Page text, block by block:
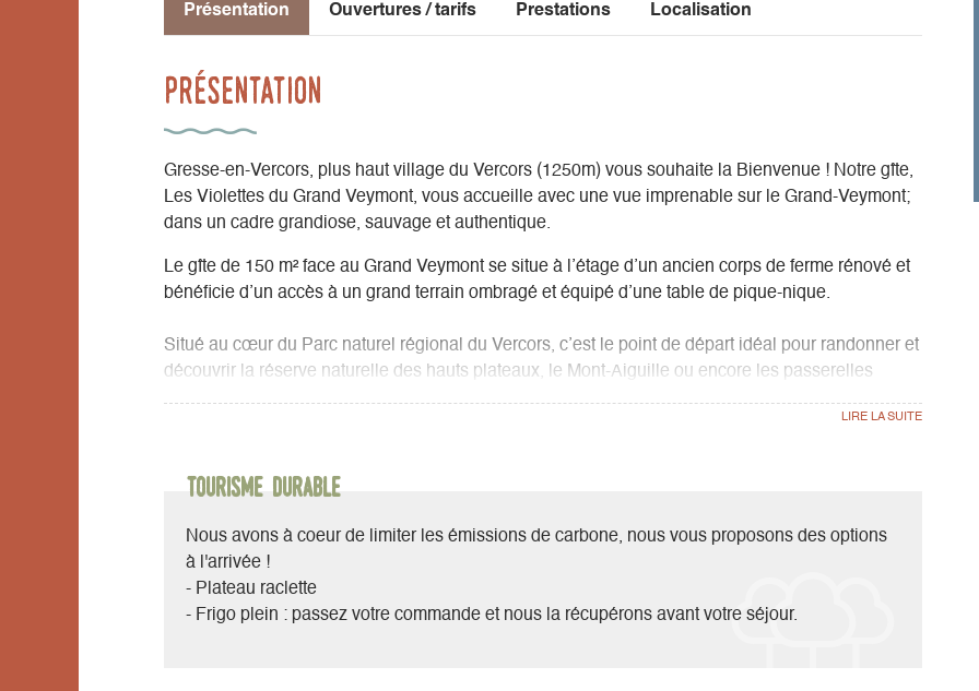
Présentation Ouvertures / tarifs Prestations Localisation
Présentation
Gresse-en-Vercors, plus haut village du Vercors (1250m) vous souhaite la Bienvenue ! Notre gîte,
Les Violettes du Grand Veymont, vous accueille avec une vue imprenable sur le Grand-Veymont;
dans un cadre grandiose, sauvage et authentique.
Le gîte de 150 m² face au Grand Veymont se situe à l’étage d’un ancien corps de ferme rénové et
bénéficie d’un accès à un grand terrain ombragé et équipé d’une table de pique-nique.
Situé au cœur du Parc naturel régional du Vercors, c’est le point de départ idéal pour randonner et
découvrir la réserve naturelle des hauts plateaux, le Mont-Aiguille ou encore les passerelles
des plaisirs de la glisse sous toutes ses formes du ski alpin, nordique, raquettes, luge... Là encore
Un petit plus, la Gresse vous apportera un peu de fraîcheur et un clapotis enchanteur.
Pièce de vie de 60m² avec cuisine ouverte, coin salon et un poêle à bois.
A l’étage, l’espace détente est équipé d’un coin télévision avec wifi, jeux et baby-foot et un canapé
convertible permet d’augmenter le nombre de couchages si besoin.
La partie nuit comprend 4 belles et grandes chambres :
Tourisme durable
Nous avons à coeur de limiter les émissions de carbone, nous vous proposons des options
à l'arrivée !
- Plateau raclette
- Frigo plein : passez votre commande et nous la récupérons avant votre séjour.